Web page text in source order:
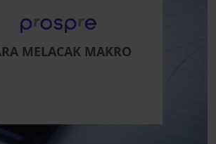
MELACAK MAKRO